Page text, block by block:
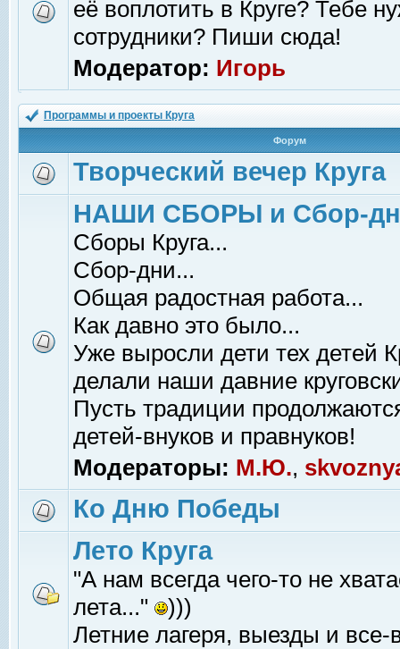
её воплотить в Круге? Тебе
сотрудники? Пиши сюда!
Модератор: Игорь
Программы и проекты Круга
Форум
Творческий вечер Круга
НАШИ СБОРЫ и Сбор-
Сборы Круга...
Сбор-дни...
Общая радостная работа...
Как давно это было...
Уже выросли дети тех детей
делали наши давние
Пусть традиции
детей-внуков и правнуков!
Модераторы: М.Ю.,
Ко Дню Победы
Лето Круга
"А нам всегда чего-то не
лета..."
)))
Летние лагеря, выезды и все-